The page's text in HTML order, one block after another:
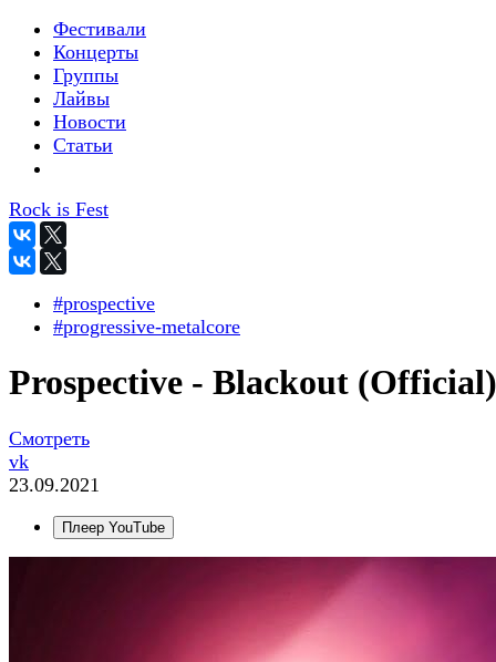
Фестивали
Концерты
Группы
Лайвы
Новости
Статьи
Rock is Fest
#prospective
#progressive-metalcore
Prospective - Blackout (Official)
Смотреть
vk
23.09.2021
Плеер YouTube